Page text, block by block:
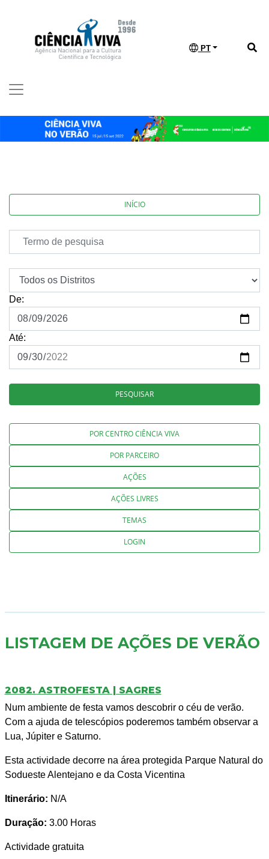
PT
INÍCIO
De:
Até:
PESQUISAR
POR CENTRO CIÊNCIA VIVA
POR PARCEIRO
AÇÕES
AÇÕES LIVRES
TEMAS
LOGIN
LISTAGEM DE AÇÕES DE VERÃO
2082. ASTROFESTA | SAGRES
Num ambiente de festa vamos descobrir o céu de verão.
Com a ajuda de telescópios poderemos também observar a
Lua, Júpiter e Saturno.
Esta actividade decorre na área protegida Parque Natural do
Sodueste Alentejano e da Costa Vicentina
Itinerário: N/A
Duração: 3.00 Horas
Actividade gratuita